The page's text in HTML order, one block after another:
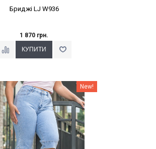
Бриджі LJ W936
1 870 грн.
Наклейки Варіант з % New!